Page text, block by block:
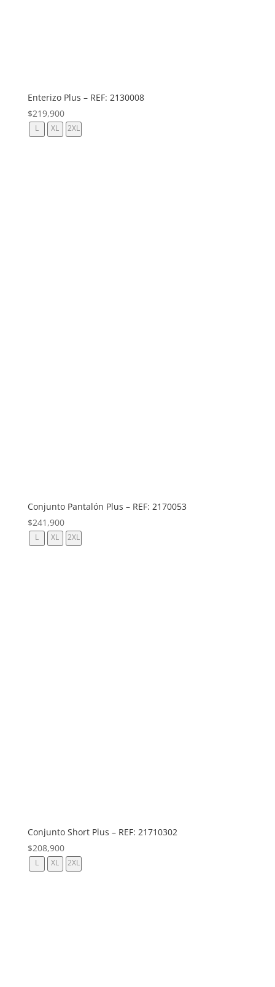
Enterizo Plus – REF: 2130008
$219,900
L XL 2XL
Conjunto Pantalón Plus – REF: 2170053
$241,900
L XL 2XL
Conjunto Short Plus – REF: 21710302
$208,900
L XL 2XL